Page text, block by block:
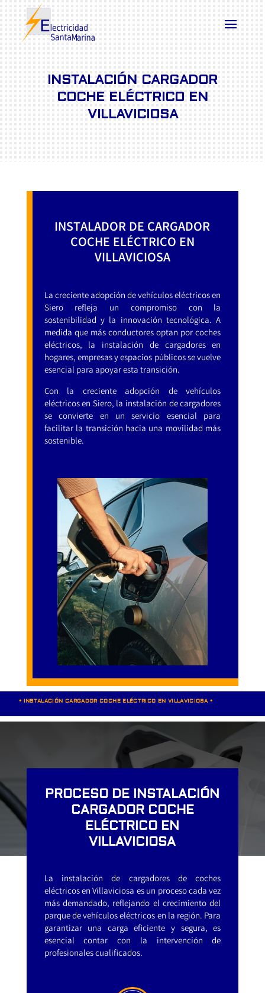
INSTALACIÓN CARGADOR
COCHE ELÉCTRICO EN
VILLAVICIOSA
INSTALADOR DE CARGADOR
COCHE ELÉCTRICO EN
VILLAVICIOSA
La creciente adopción de vehículos eléctricos en
Siero refleja un compromiso con la
sostenibilidad y la innovación tecnológica. A
medida que más conductores optan por coches
eléctricos, la instalación de cargadores en
hogares, empresas y espacios públicos se vuelve
esencial para apoyar esta transición.
Con la creciente adopción de vehículos
eléctricos en Siero, la instalación de cargadores
se convierte en un servicio esencial para
facilitar la transición hacia una movilidad más
sostenible.
• INSTALACIÓN CARGADOR COCHE ELÉCTRICO EN VILLAVICIOSA •
PROCESO DE INSTALACIÓN
CARGADOR COCHE
ELÉCTRICO EN
VILLAVICIOSA
La instalación de cargadores de coches
eléctricos en Villaviciosa es un proceso cada vez
más demandado, reflejando el crecimiento del
parque de vehículos eléctricos en la región. Para
garantizar una carga eficiente y segura, es
esencial contar con la intervención de
profesionales cualificados.